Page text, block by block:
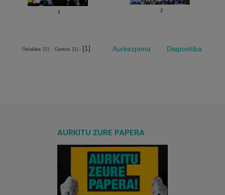
1 2
Orrialdea: [1] : Guztira: [1] : [1] Aurkezpena Diapositiba
AURKITU ZURE PAPERA